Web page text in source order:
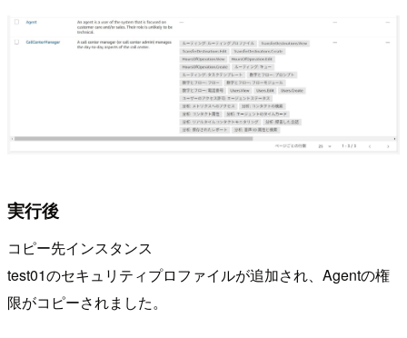
実行後
コピー先インスタンス
test01のセキュリティプロファイルが追加され、Agentの権
限がコピーされました。